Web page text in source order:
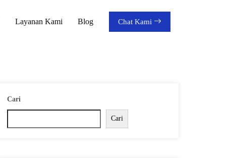
Layanan Kami Blog Chat Kami
Cari
Cari